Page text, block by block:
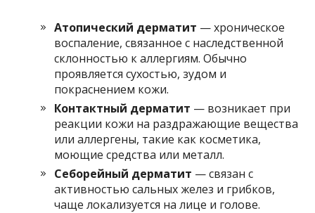
Атопический дерматит — хроническое
воспаление, связанное с наследственной
склонностью к аллергиям. Обычно
проявляется сухостью, зудом и
покраснением кожи.
Контактный дерматит — возникает при
реакции кожи на раздражающие вещества
или аллергены, такие как косметика,
моющие средства или металл.
Себорейный дерматит — связан с
активностью сальных желез и грибков,
чаще локализуется на лице и голове.